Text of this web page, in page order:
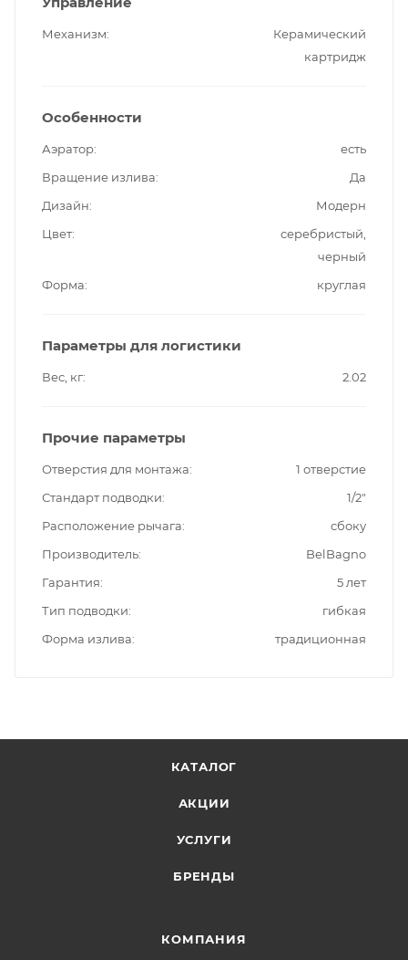
Механизм
Керамический
картридж
Особенности
Аэратор
есть
Вращение излива
Да
Дизайн
Модерн
Цвет
серебристый,
черный
Форма
круглая
Параметры для логистики
Вес, кг 2.02
Прочие параметры
Отверстия для монтажа
1 отверстие
Стандарт подводки
1/2"
Расположение рычага
сбоку
Производитель
BelBagno
Гарантия
5 лет
Тип подводки
гибкая
Форма излива
традиционная
КАТАЛОГ
АКЦИИ
УСЛУГИ
БРЕНДЫ
КОМПАНИЯ